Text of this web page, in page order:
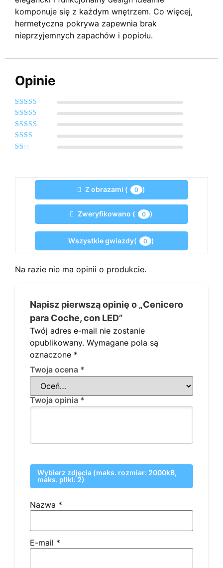
komponuje się z każdym wnętrzem. Co więcej,
hermetyczna pokrywa zapewnia brak
nieprzyjemnych zapachów i popiołu.
Opinie
Oceniono
Oceniono
Oceniono
Oceniono
5
Z obrazami ( 0 )
Zweryfikowano ( 0 )
Wszystkie gwiazdy( 0 )
Na razie nie ma opinii o produkcie.
Napisz pierwszą opinię o „Cenicero
para Coche, con LED”
Twój adres e-mail nie zostanie
opublikowany. Wymagane pola są
oznaczone *
Twoja ocena *
Twoja opinia *
Wybierz zdjęcia (maks. rozmiar: 2000kB,
maks. pliki: 2)
Nazwa *
E-mail *